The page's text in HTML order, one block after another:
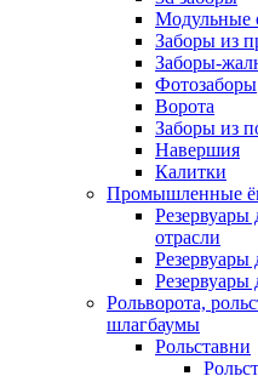
Модульные
Заборы из
Заборы-
Фотозаборы
Ворота
Заборы из
Навершия
Калитки
Промышленные
Резервуары
отрасли
Резервуары
Рольворота,
шлагбаумы
Рольставни